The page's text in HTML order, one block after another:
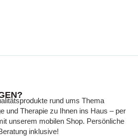
gesund hält:
verschiedenen Themen,
finden Sie in unserer
rund ums Thema
und Therapie zu Ihnen ins Haus – per
unserem mobilen Shop. Persönliche
inklusive!